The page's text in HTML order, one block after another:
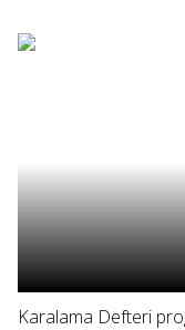
Karalama Defteri